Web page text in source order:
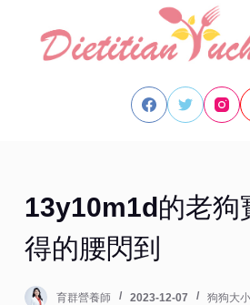
13y10m1d的老狗
得的腰閃到
育群營養師 2023-12-07 狗狗大